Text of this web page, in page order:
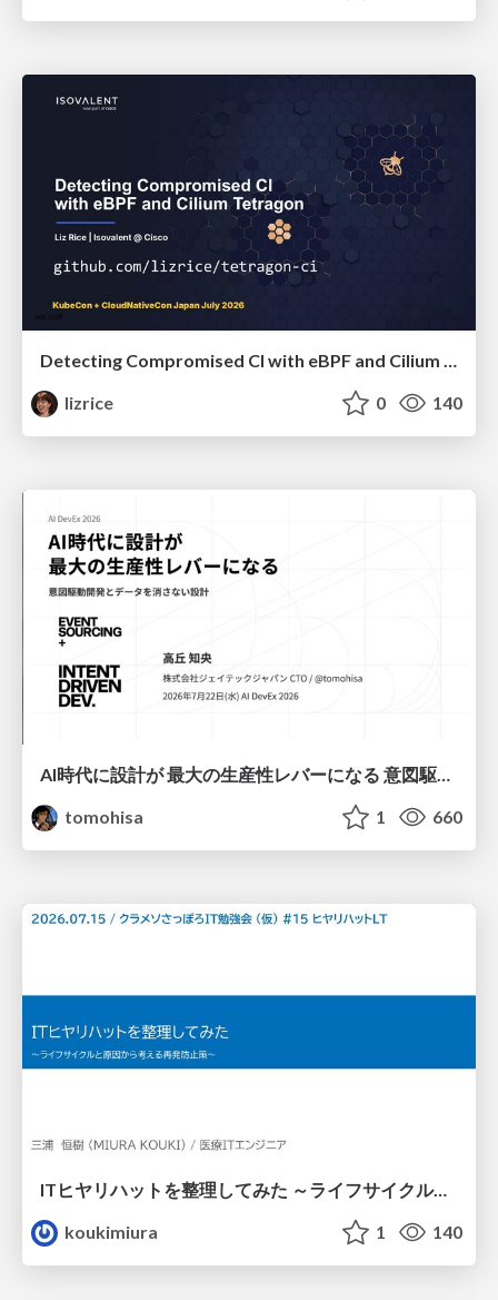
Detecting Compromised CI with eBPF and Cilium Tetragon
lizrice
0 140
AI時代に設計が 最大の生産性レバーになる 意図駆動開発とデータを消さない設計｜Don't Delete Your Data or Your Intent — Design as the Deepest Lever in the AI Era
tomohisa
1 660
ITヒヤリハットを整理してみた ～ライフサイクルと原因から考える再発防止策～
koukimiura
1 140